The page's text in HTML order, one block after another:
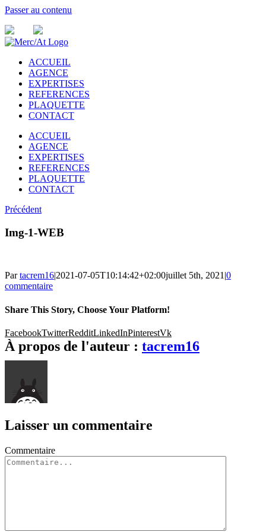
Passer au contenu
ACCUEIL
AGENCE
EXPERTISES
REFERENCES
PLAQUETTE
CONTACT
ACCUEIL
AGENCE
EXPERTISES
REFERENCES
PLAQUETTE
CONTACT
Précédent
Img-1-WEB
Partacrem16|2021-07-05T10:14:42+02:00juillet 5th, 2021|0
commentaire
Share This Story, Choose Your Platform!
FacebookTwitterRedditLinkedInPinterestVk
À propos de l'auteur : tacrem16
Laisser un commentaire
Commentaire